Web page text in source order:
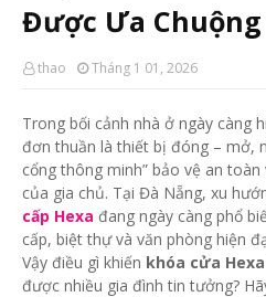
Được Ưa
thao Tháng 1 01, 2026
Trong bối cảnh nhà ở ngày càng
đơn thuần là thiết bị đóng – mở,
cổng thông minh” bảo vệ an
của gia chủ. Tại Đà Nẵng, xu
cấp Hexa đang ngày càng phổ
cấp, biệt thự và văn phòng hiện
Vậy điều gì khiến khóa cửa
được nhiều gia đình tin tưởng?